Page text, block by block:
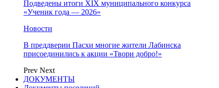
Подведены итоги XIX муниципального конкурса
«Ученик года — 2026»
Новости
В преддверии Пасхи многие жители Лабинска
присоединились к акции «Твори добро!»
Prev Next
ДОКУМЕНТЫ